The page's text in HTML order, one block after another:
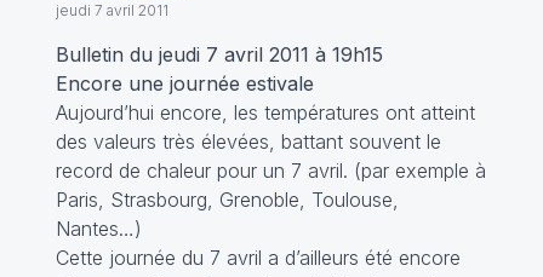
jeudi 7 avril 2011
Bulletin du jeudi 7 avril 2011 à 19h15
Encore une journée estivale
Aujourd’hui encore, les températures ont atteint
des valeurs très élevées, battant souvent le
record de chaleur pour un 7 avril. (par exemple à
Paris, Strasbourg, Grenoble, Toulouse,
Nantes…)
Cette journée du 7 avril a d’ailleurs été encore